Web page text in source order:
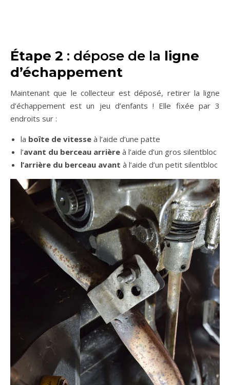
Étape 2 : dépose de la ligne
d’échappement
Maintenant que le collecteur est déposé, retirer la ligne
d’échappement est un jeu d’enfants ! Elle fixée par 3
endroits sur :
la boîte de vitesse à l’aide d’une patte
l’avant du berceau arrière à l’aide d’un gros silentbloc
l’arrière du berceau avant à l’aide d’un petit silentbloc